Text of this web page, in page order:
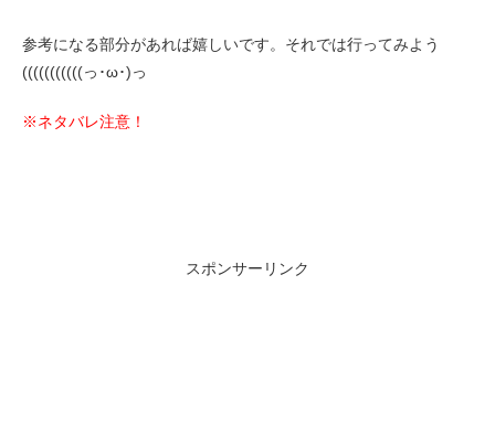
参考になる部分があれば嬉しいです。それでは行ってみよう
(((((((((((っ･ω･)っ
※ネタバレ注意！
スポンサーリンク